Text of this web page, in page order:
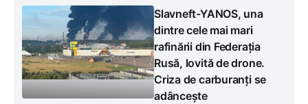
Slavneft-YANOS, una
dintre cele mai mari
rafinării din Federația
Rusă, lovită de drone.
Criza de carburanți se
adâncește